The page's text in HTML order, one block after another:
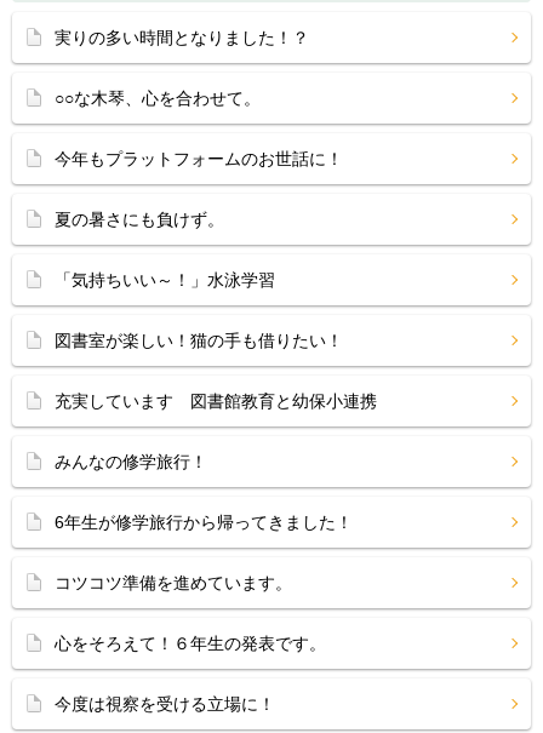
実りの多い時間となりました！？
○○な木琴、心を合わせて。
今年もプラットフォームのお世話に！
夏の暑さにも負けず。
「気持ちいい～！」水泳学習
図書室が楽しい！猫の手も借りたい！
充実しています 図書館教育と幼保小連携
みんなの修学旅行！
6年生が修学旅行から帰ってきました！
コツコツ準備を進めています。
心をそろえて！６年生の発表です。
今度は視察を受ける立場に！